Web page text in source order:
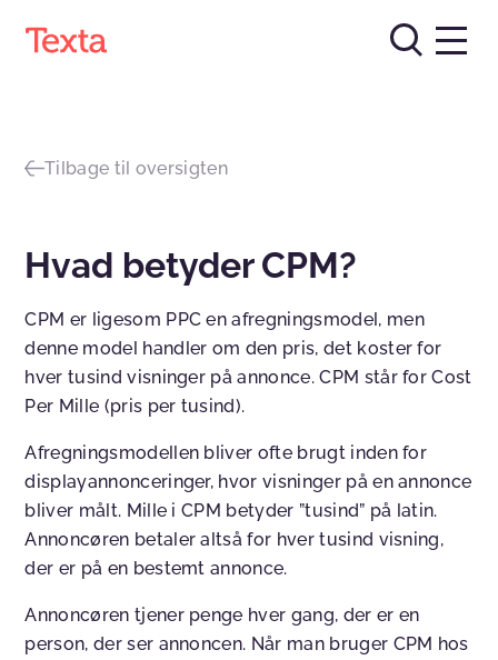
Tilbage til oversigten
Hvad betyder CPM?
CPM er ligesom PPC en afregningsmodel, men
denne model handler om den pris, det koster for
hver tusind visninger på annonce. CPM står for Cost
Per Mille (pris per tusind).
Afregningsmodellen bliver ofte brugt inden for
displayannonceringer, hvor visninger på en annonce
bliver målt. Mille i CPM betyder ”tusind” på latin.
Annoncøren betaler altså for hver tusind visning,
der er på en bestemt annonce.
Annoncøren tjener penge hver gang, der er en
person, der ser annoncen. Når man bruger CPM hos